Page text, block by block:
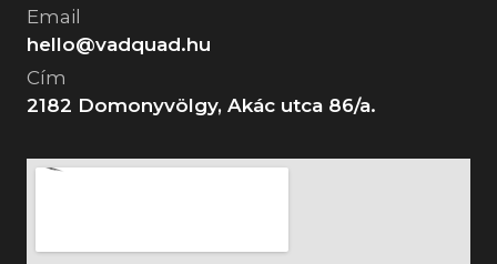
Email
hello@vadquad.hu
Cím
2182 Domonyvölgy, Akác utca 86/a.